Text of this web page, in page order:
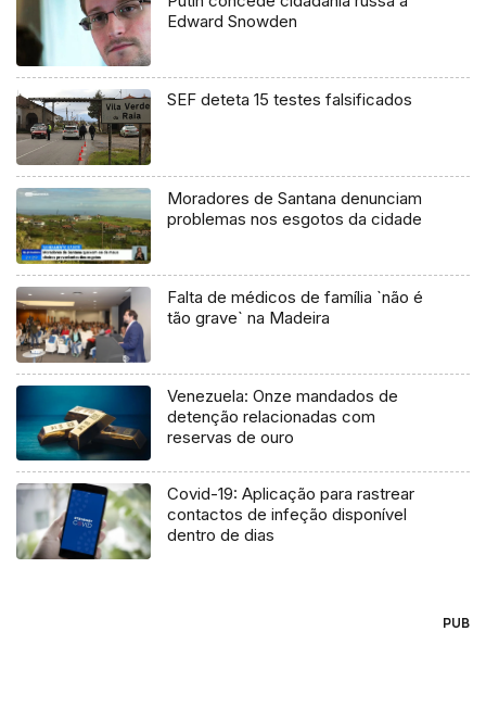
Edward Snowden
SEF deteta 15 testes falsificados
Moradores de Santana denunciam
problemas nos esgotos da cidade
Falta de médicos de família `não é
tão grave` na Madeira
Venezuela: Onze mandados de
detenção relacionadas com
reservas de ouro
Covid-19: Aplicação para rastrear
contactos de infeção disponível
dentro de dias
PUB